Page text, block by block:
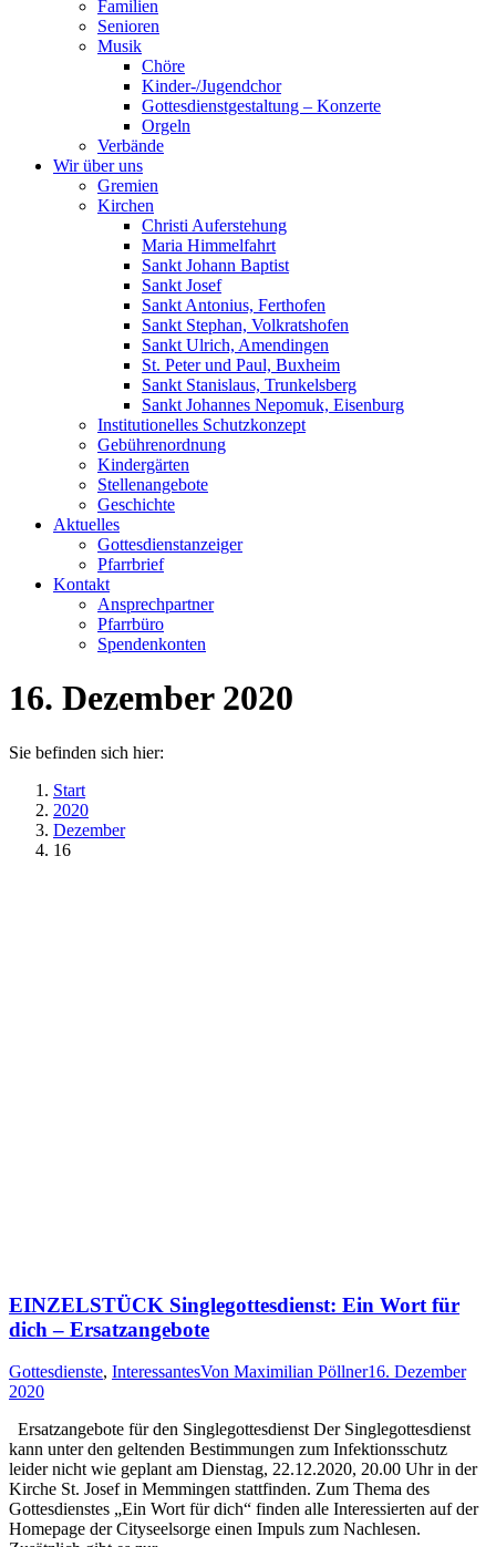
Familien
Senioren
Musik
Chöre
Kinder-/Jugendchor
Gottesdienstgestaltung – Konzerte
Orgeln
Verbände
Wir über uns
Gremien
Kirchen
Christi Auferstehung
Maria Himmelfahrt
Sankt Johann Baptist
Sankt Josef
Sankt Antonius, Ferthofen
Sankt Stephan, Volkratshofen
Sankt Ulrich, Amendingen
St. Peter und Paul, Buxheim
Sankt Stanislaus, Trunkelsberg
Sankt Johannes Nepomuk, Eisenburg
Institutionelles Schutzkonzept
Gebührenordnung
Kindergärten
Stellenangebote
Geschichte
Aktuelles
Gottesdienstanzeiger
Pfarrbrief
Kontakt
Ansprechpartner
Pfarrbüro
Spendenkonten
16. Dezember 2020
Sie befinden sich hier:
Start
2020
Dezember
16
EINZELSTÜCK Singlegottesdienst: Ein Wort für
dich – Ersatzangebote
Gottesdienste, InteressantesVon Maximilian Pöllner16. Dezember
2020
Ersatzangebote für den Singlegottesdienst Der Singlegottesdienst
kann unter den geltenden Bestimmungen zum Infektionsschutz
leider nicht wie geplant am Dienstag, 22.12.2020, 20.00 Uhr in der
Kirche St. Josef in Memmingen stattfinden. Zum Thema des
Gottesdienstes „Ein Wort für dich“ finden alle Interessierten auf der
Homepage der Cityseelsorge einen Impuls zum Nachlesen.